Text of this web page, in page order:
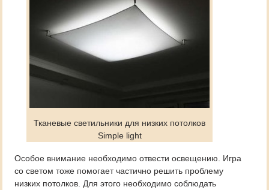
Тканевые светильники для низких потолков
Simple light
Особое внимание необходимо отвести освещению. Игра
со светом тоже помогает частично решить проблему
низких потолков. Для этого необходимо соблюдать